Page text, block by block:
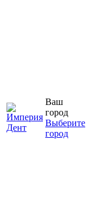
Ваш
город
Выберите
город